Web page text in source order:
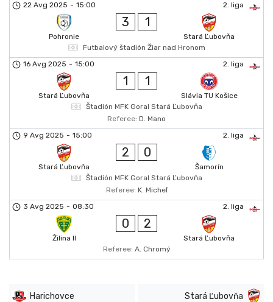
2. liga
22 Avg 2025 - 15:00
Pohronie
3 1
Stará Ľubovňa
Futbalový štadión Žiar nad Hronom
2. liga
16 Avg 2025 - 15:00
Stará Ľubovňa
1 1
Slávia TU Košice
Štadión MFK Goral Stará Ľubovňa
Referee: D. Mano
2. liga
9 Avg 2025 - 15:00
Stará Ľubovňa
2 0
Šamorín
Štadión MFK Goral Stará Ľubovňa
Referee: K. Micheľ
2. liga
3 Avg 2025 - 08:30
Žilina II
0 2
Stará Ľubovňa
Referee: A. Chromý
Harichovce Stará Ľubovňa